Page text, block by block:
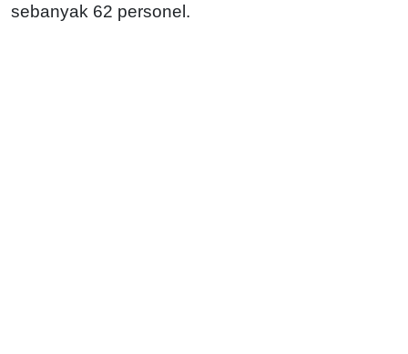
sebanyak 62 personel.